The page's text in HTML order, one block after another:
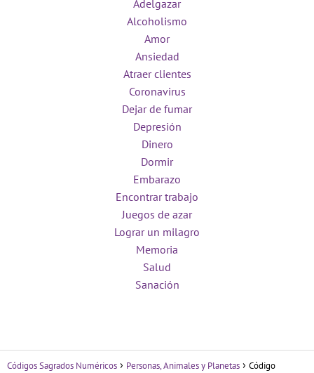
Adelgazar
Alcoholismo
Amor
Ansiedad
Atraer clientes
Coronavirus
Dejar de fumar
Depresión
Dinero
Dormir
Embarazo
Encontrar trabajo
Juegos de azar
Lograr un milagro
Memoria
Salud
Sanación
Códigos Sagrados Numéricos Personas, Animales y Planetas
Código